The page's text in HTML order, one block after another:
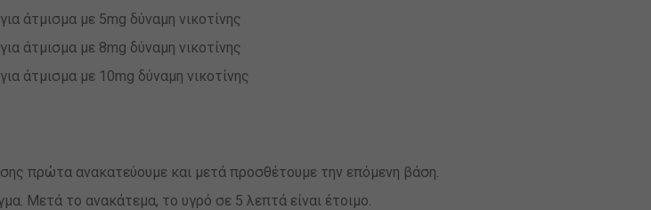
άτμισμα με 5mg δύναμη νικοτίνης
άτμισμα με 8mg δύναμη νικοτίνης
άτμισμα με 10mg δύναμη νικοτίνης
πρώτα ανακατεύουμε και μετά προσθέτουμε την επόμενη βάση.
Μετά το ανακάτεμα, το υγρό σε 5 λεπτά είναι έτοιμο.